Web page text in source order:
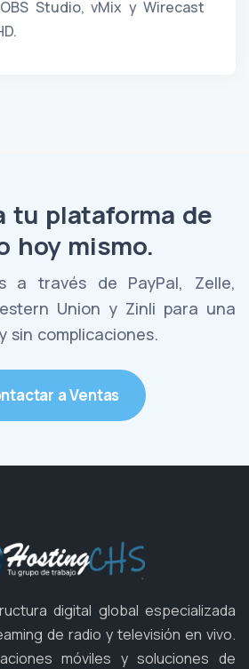
Studio, vMix y Wirecast
tu plataforma de
hoy mismo.
a través de PayPal, Zelle,
Union y Zinli para una
sin complicaciones.
a Ventas
digital global especializada
de radio y televisión en vivo.
móviles y soluciones de